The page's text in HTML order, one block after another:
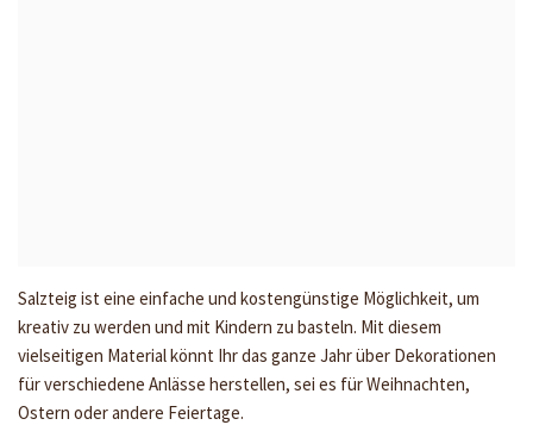
Salzteig ist eine einfache und kostengünstige Möglichkeit, um
kreativ zu werden und mit Kindern zu basteln. Mit diesem
vielseitigen Material könnt Ihr das ganze Jahr über Dekorationen
für verschiedene Anlässe herstellen, sei es für Weihnachten,
Ostern oder andere Feiertage.